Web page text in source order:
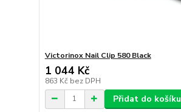
Victorinox Nail Clip 580 Black
1 044 Kč
863 Kč bez DPH
Přidat do košíku